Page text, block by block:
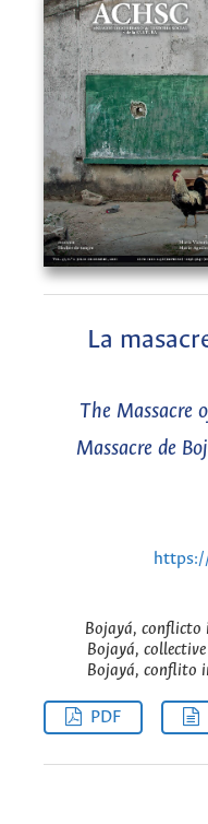
La
The Massacre
Massacre de
Bojayá, conflicto
Bojayá,
Bojayá, conflito
PDF